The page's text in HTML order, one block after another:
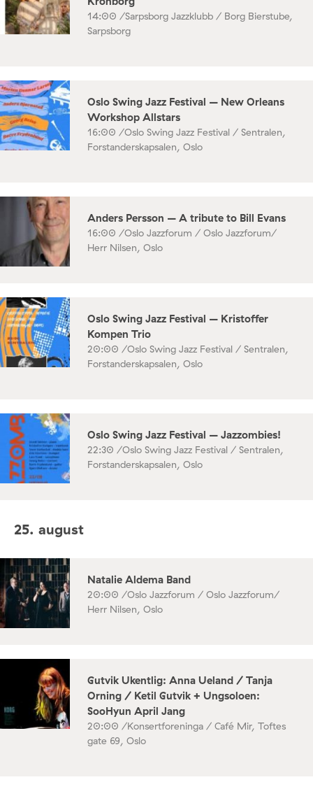
14:00 /Sarpsborg Jazzklubb / Borg Bierstube,
Sarpsborg
Oslo Swing Jazz Festival – New Orleans
Workshop Allstars
16:00 /Oslo Swing Jazz Festival / Sentralen,
Forstanderskapsalen, Oslo
Anders Persson – A tribute to Bill Evans
16:00 /Oslo Jazzforum / Oslo Jazzforum/
Herr Nilsen, Oslo
Oslo Swing Jazz Festival – Kristoffer
Kompen Trio
20:00 /Oslo Swing Jazz Festival / Sentralen,
Forstanderskapsalen, Oslo
Oslo Swing Jazz Festival – Jazzombies!
22:30 /Oslo Swing Jazz Festival / Sentralen,
Forstanderskapsalen, Oslo
25. august
Natalie Aldema Band
20:00 /Oslo Jazzforum / Oslo Jazzforum/
Herr Nilsen, Oslo
Gutvik Ukentlig: Anna Ueland / Tanja
Orning / Ketil Gutvik + Ungsoloen:
SooHyun April Jang
20:00 /Konsertforeninga / Café Mir, Toftes
gate 69, Oslo